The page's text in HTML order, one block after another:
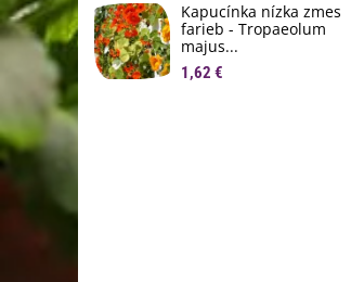
Kapucínka nízka zmes
farieb - Tropaeolum
majus...
1,62 €